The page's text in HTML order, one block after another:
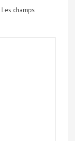
Les champs